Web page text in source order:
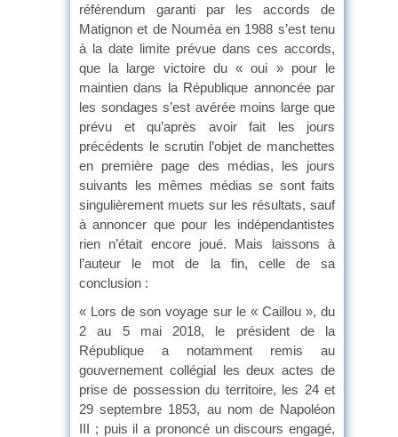
référendum garanti par les accords de
Matignon et de Nouméa en 1988 s’est tenu
à la date limite prévue dans ces accords,
que la large victoire du « oui » pour le
maintien dans la République annoncée par
les sondages s’est avérée moins large que
prévu et qu’après avoir fait les jours
précédents le scrutin l’objet de manchettes
en première page des médias, les jours
suivants les mêmes médias se sont faits
singulièrement muets sur les résultats, sauf
à annoncer que pour les indépendantistes
rien n’était encore joué. Mais laissons à
l’auteur le mot de la fin, celle de sa
conclusion :
« Lors de son voyage sur le « Caillou », du
2 au 5 mai 2018, le président de la
République a notamment remis au
gouvernement collégial les deux actes de
prise de possession du territoire, les 24 et
29 septembre 1853, au nom de Napoléon
III ; puis il a prononcé un discours engagé,